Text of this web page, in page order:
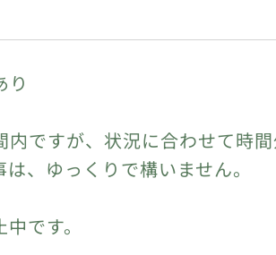
り
内ですが、状況に合わせて時
、ゆっくりで構いません。
です。